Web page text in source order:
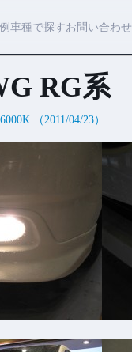
車種で探すお問い合わせ
RG系
（2011/04/23）